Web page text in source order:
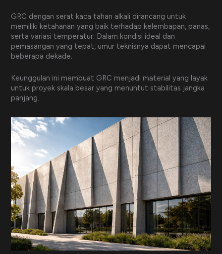
GRC dengan serat kaca tahan alkali dirancang untuk
memiliki ketahanan yang baik terhadap kelembapan, panas,
serta variasi temperatur. Dalam kondisi ideal dan
pemasangan yang tepat, umur teknisnya dapat mencapai
beberapa dekade.
Keunggulan ini membuat GRC menjadi material yang layak
untuk proyek skala besar yang menuntut stabilitas jangka
panjang.